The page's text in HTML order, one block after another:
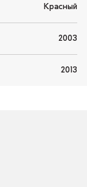
Красный
2003
2013